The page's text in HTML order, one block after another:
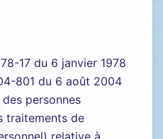
17 du 6 janvier 1978
801 du 6 août 2004
personnes
traitements de
relative à